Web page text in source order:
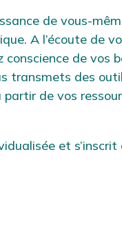
de vous-
A l’écoute de
de vos
transmets des
de vos
et s’inscrit